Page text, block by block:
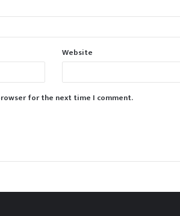
Website
for the next time I comment.